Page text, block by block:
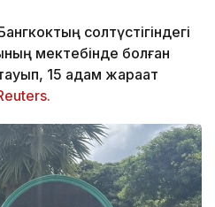
солтүстігіндегі
мектебінде болған
15 адам жарақат